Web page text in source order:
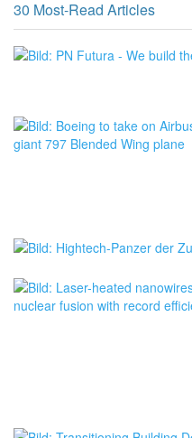
30 Most-Read Articles